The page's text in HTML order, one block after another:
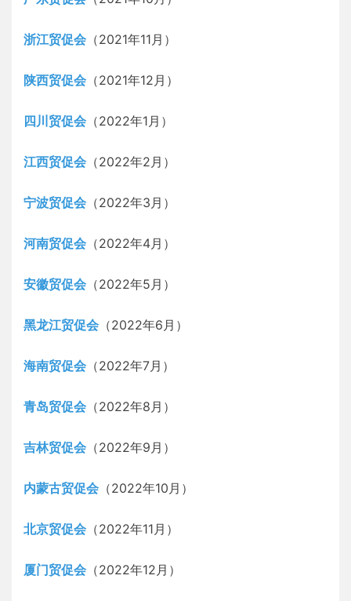
浙江贸促会 （2021年11月）
陕西贸促会 （2021年12月）
四川贸促会 （2022年1月）
江西贸促会 （2022年2月）
宁波贸促会 （2022年3月）
河南贸促会 （2022年4月）
安徽贸促会 （2022年5月）
黑龙江贸促会 （2022年6月）
海南贸促会 （2022年7月）
青岛贸促会 （2022年8月）
吉林贸促会 （2022年9月）
内蒙古贸促会 （2022年10月）
北京贸促会 （2022年11月）
厦门贸促会 （2022年12月）